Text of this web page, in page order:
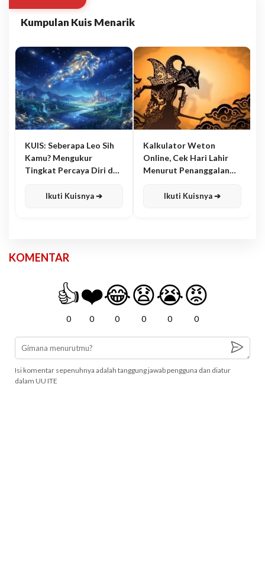
Kumpulan Kuis Menarik
KUIS: Seberapa Leo Sih
Kamu? Mengukur
Tingkat Percaya Diri dan
Ikuti Kuisnya ➔
Kalkulator Weton
Online, Cek Hari Lahir
Menurut Penanggalan
Ikuti Kuisnya ➔
KOMENTAR
👍
0
❤️
0
😂
0
😧
0
😭
0
😡
0
Isi komentar sepenuhnya adalah tanggung jawab pengguna dan diatur
dalam UU ITE